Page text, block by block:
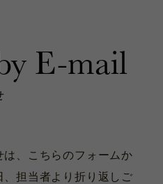
E-mail
は、こちらのフォームか
、担当者より折り返しご